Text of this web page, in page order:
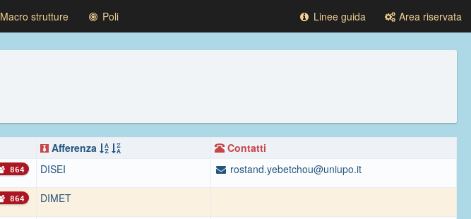
Macro strutture Poli Linee guida Area riservata
Afferenza
Contatti
864 DISEI rostand.yebetchou@uniupo.it
864 DIMET